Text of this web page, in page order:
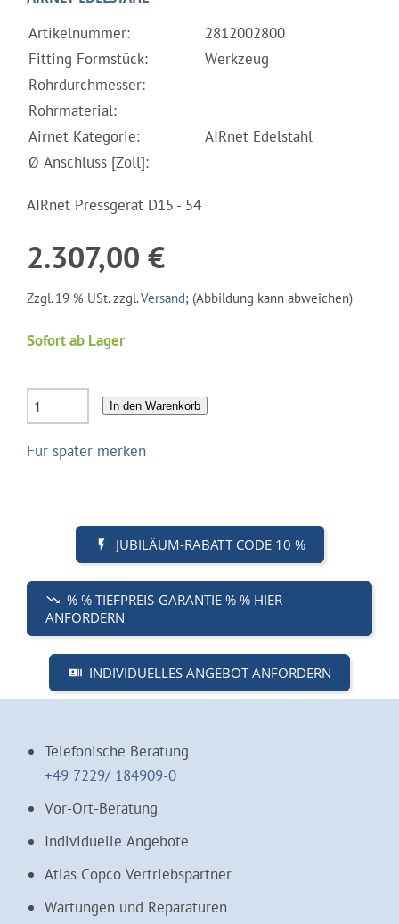
Artikelnummer:
2812002800
Fitting Formstück:
Werkzeug
Rohrdurchmesser:
Rohrmaterial:
Airnet Kategorie:
AIRnet Edelstahl
Ø Anschluss [Zoll]:
AIRnet Pressgerät D15 - 54
2.307,00 €
Zzgl. 19 % USt. zzgl.Versand; (Abbildung kann abweichen)
Sofort ab Lager
In den Warenkorb
Für später merken
JUBILÄUM-RABATT CODE 10 %
% % TIEFPREIS-GARANTIE % % HIER
ANFORDERN
INDIVIDUELLES ANGEBOT ANFORDERN
Telefonische Beratung
+49 7229/ 184909-0
Vor-Ort-Beratung
Individuelle Angebote
Atlas Copco Vertriebspartner
Wartungen und Reparaturen